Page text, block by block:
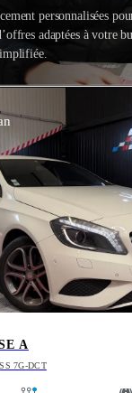
personnalisées
adaptées à votre
A
7G-DCT